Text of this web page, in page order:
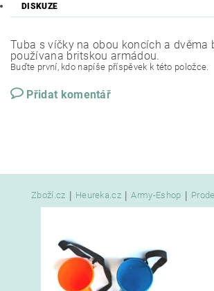
DISKUZE
Tuba s víčky na obou koncích a dvěma
používana britskou armádou.
Buďte první, kdo napíše příspěvek k této položce.
Přidat komentář
Zboží.cz | Heureka.cz | Army-Eshop |